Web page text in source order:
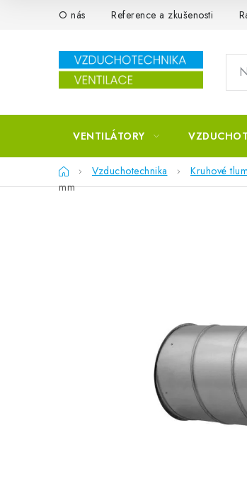
Přejít na obsahO nás Reference a zkušenosti
VENTILÁTORY
DomůVzduchotechnika Kruhové
mm